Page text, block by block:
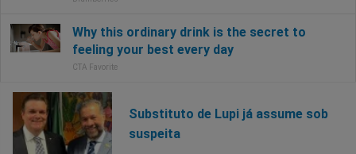
Substituto de Lupi já assume sob
suspeita